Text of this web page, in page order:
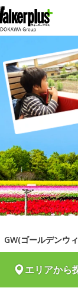
GW(ゴールデンウ
エリアから